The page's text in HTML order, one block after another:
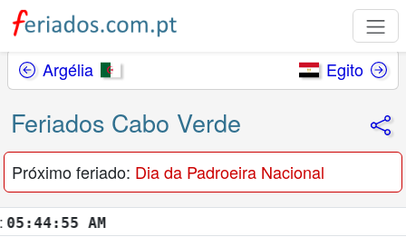
Argélia Egito
Feriados Cabo Verde
Próximo feriado: Dia da Padroeira Nacional
AM